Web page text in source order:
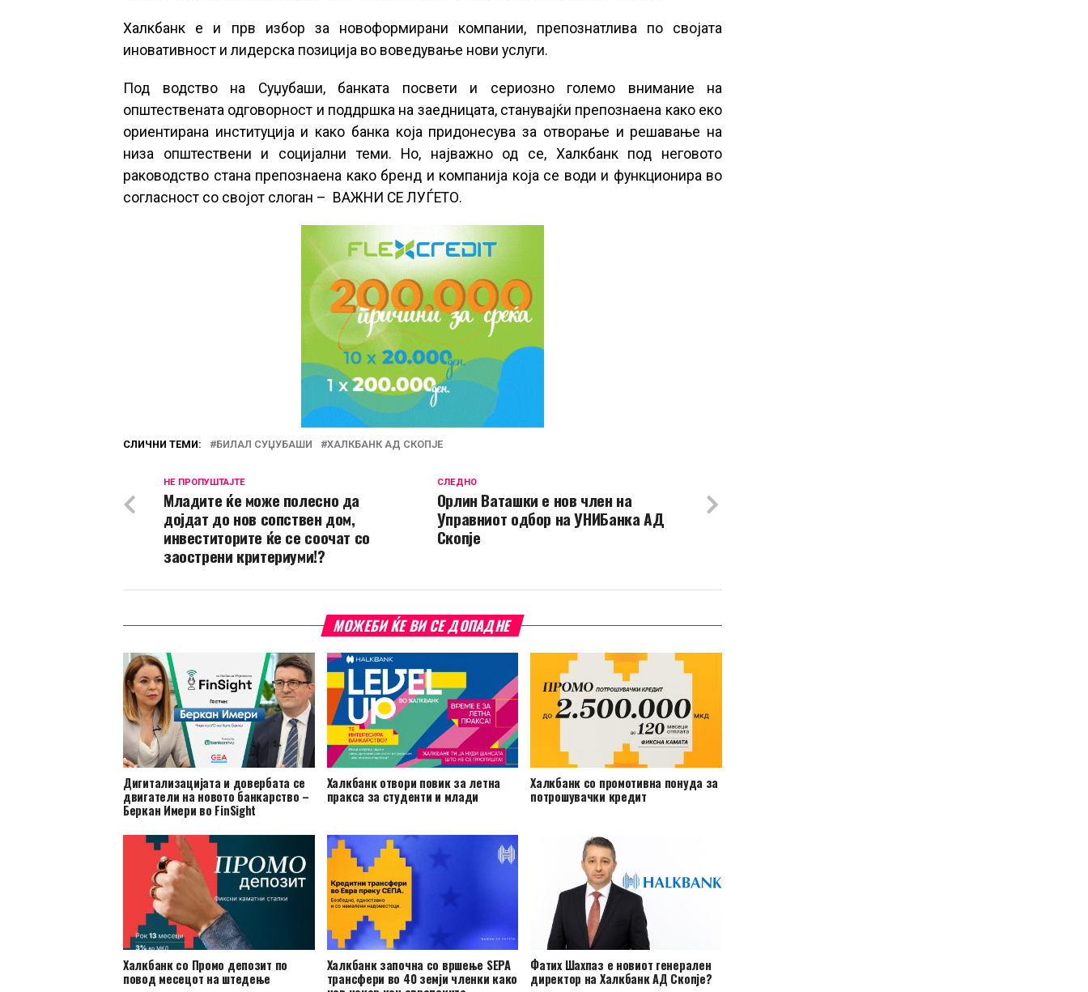
Халкбанк е и прв избор за новоформирани компании, препознатлива по својата
иновативност и лидерска позиција во воведување нови услуги.
Под водство на Суџубаши, банката посвети и сериозно големо внимание на
општествената одговорност и поддршка на заедницата, станувајќи препознаена како еко
ориентирана институција и како банка која придонесува за отворање и решавање на
низа општествени и социјални теми. Но, најважно од се, Халкбанк под неговото
раководство стана препознаена како бренд и компанија која се води и функционира во
согласност со својот слоган – ВАЖНИ СЕ ЛУЃЕТО.
СЛИЧНИ ТЕМИ: БИЛАЛ СУЏУБАШИ ХАЛКБАНК АД СКОПЈЕ
СЛЕДНО
Орлин Ваташки e нов член на
Управниот одбор на УНИБанка АД
Скопје
НЕ ПРОПУШТАЈТЕ
Младите ќе може полесно да
дојдат до нов сопствен дом,
инвеститорите ќе се соочат со
заострени критериуми!?
МОЖЕБИ ЌЕ ВИ СЕ ДОПАДНЕ
Дигитализацијата и довербата се
двигатели на новото банкарство –
Беркан Имери во FinSight
Халкбанк отвори повик за летна
пракса за студенти и млади
Халкбанк со промотивна понуда за
потрошувачки кредит
Халкбанк со Промо депозит по
повод месецот на штедење
Халкбанк започна со вршење SEPA
трансфери во 40 земји членки како
Фатих Шахпаз е новиот генерален
директор на Халкбанк АД Скопје?